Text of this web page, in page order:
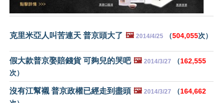
克里米亞人叫苦連天 普京頭大了 🖼️ 2014/4/25 （504,055次）
假大款普京娶賠錢貨 可夠兒的哭吧 🖼️ 2014/3/27 （162,555
次）
沒有江幫襯 普京政權已經走到盡頭 🖼️ 2014/3/27 （164,662